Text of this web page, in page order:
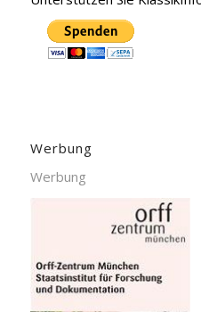
Werbung
Werbung